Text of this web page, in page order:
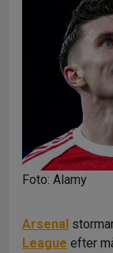
Foto: Alamy
Arsenal
League efter